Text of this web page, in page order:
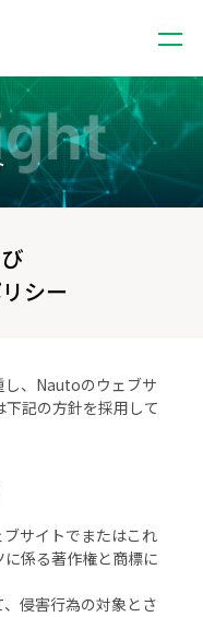
シー
、Nautoのウェブサ
記の方針を採用して
サイトでまたはこれ
係る著作権と商標に
侵害行為の対象とさ